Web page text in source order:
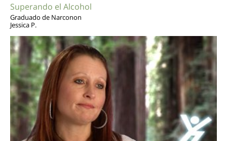
Superando el Alcohol
Graduado de Narconon
Jessica P.